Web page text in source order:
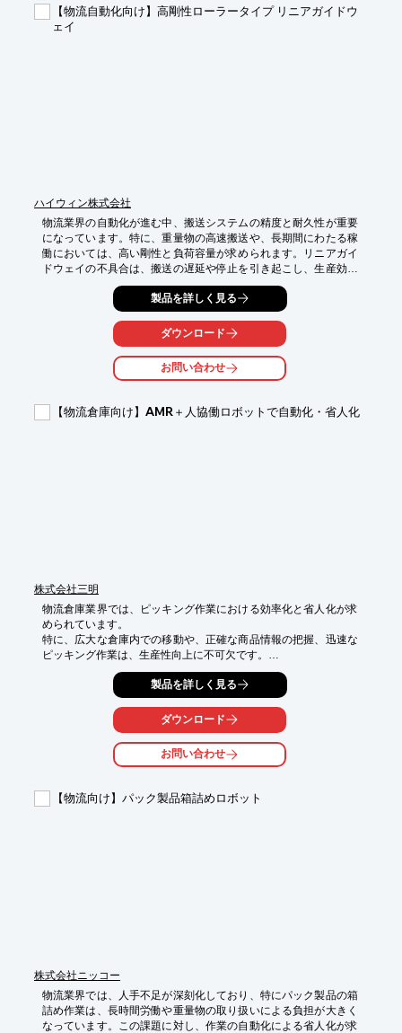
【導入の効果】
・作業の自動化による省力化
【物流自動化向け】高剛性ローラータイプ リニアガイドウ
ェイ
ハイウィン株式会社
物流業界の自動化が進む中、搬送システムの精度と耐久性が重要
になっています。特に、重量物の高速搬送や、長期間にわたる稼
働においては、高い剛性と負荷容量が求められます。リニアガイ
ドウェイの不具合は、搬送の遅延や停止を引き起こし、生産効率
を低下させる可能性があります。RGシリーズは、ローラーとレ
ール、ブロックが線接触することで、高負荷を受けても変形が微
量であり、DB（45°-45°）組立を採用することで、四方向での高
剛性と高負荷容量を実現します。これにより、搬送システムの精
度と耐久性を向上させ、物流の自動化を支えます。
【活用シーン】
・無人搬送車（AGV）
・重搬送装置
製品を詳しく見る
ダウンロード
お問い合わせ
【物流倉庫向け】AMR＋人協働ロボットで自動化・省人化
株式会社三明
物流倉庫業界では、ピッキング作業における効率化と省人化が求
められています。
特に、広大な倉庫内での移動や、正確な商品情報の把握、迅速な
ピッキング作業は、生産性向上に不可欠です。
しかし、人手による作業では、移動時間のロスやヒューマンエラ
ーが発生しやすく、作業負荷の増大が課題となります。
当社の新型AGBOTは、ダイヘン製AMRと安川電機製人協働ロボ
ットを組み合わせることで、これらの課題を解決し、ピッキング
作業の自動化・省人化に貢献します。
AGV/AMR＋固定の人協働ロボット/産業用ロボットそれぞれのご
【活用シーン】
製品を詳しく見る
ダウンロード
お問い合わせ
【物流向け】パック製品箱詰めロボット
株式会社ニッコー
物流業界では、人手不足が深刻化しており、特にパック製品の箱
詰め作業は、長時間労働や重量物の取り扱いによる負担が大きく
なっています。この課題に対し、作業の自動化による省人化が求